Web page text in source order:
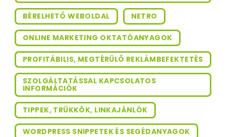
BÉRELHETŐ WEBOLDAL NETRO
ONLINE MARKETING OKTATÓANYAGOK
PROFITÁBILIS, MEGTÉRÜLŐ REKLÁMBEFEKTETÉS
SZOLGÁLTATÁSSAL KAPCSOLATOS
INFORMÁCIÓK
TIPPEK, TRÜKKÖK, LINKAJÁNLÓK
WORDPRESS SNIPPETEK ÉS SEGÉDANYAGOK